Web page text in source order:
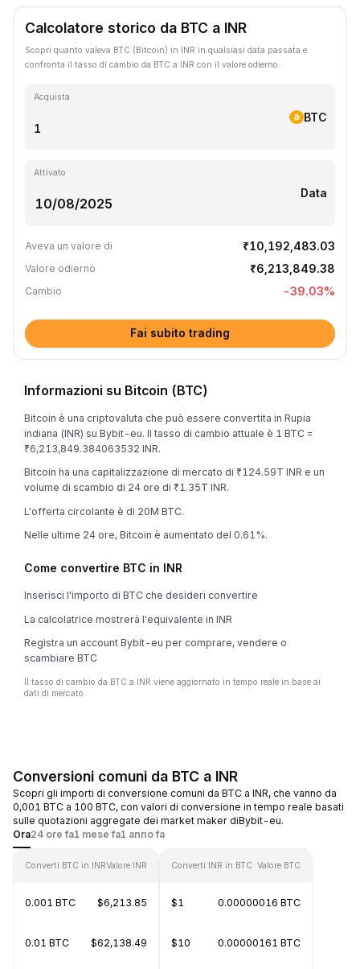
Calcolatore storico da BTC a INR
Scopri quanto valeva BTC (Bitcoin) in INR in qualsiasi data passata e
confronta il tasso di cambio da BTC a INR con il valore odierno.
Acquista
BTC
Attivato
Data
Aveva un valore di ₹10,192,483.03
Valore odierno ₹6,213,849.38
Cambio -39.03%
Fai subito trading
Informazioni su Bitcoin (BTC)
Bitcoin è una criptovaluta che può essere convertita in Rupia
indiana (INR) su Bybit-eu. Il tasso di cambio attuale è 1 BTC =
₹6,213,849.384063532 INR.
Bitcoin ha una capitalizzazione di mercato di ₹124.59T INR e un
volume di scambio di 24 ore di ₹1.35T INR.
L'offerta circolante è di 20M BTC.
Nelle ultime 24 ore, Bitcoin è aumentato del 0.61%.
Come convertire BTC in INR
Inserisci l'importo di BTC che desideri convertire
La calcolatrice mostrerà l'equivalente in INR
Registra un account Bybit-eu per comprare, vendere o
scambiare BTC
Il tasso di cambio da BTC a INR viene aggiornato in tempo reale in base ai
dati di mercato.
Conversioni comuni da BTC a INR
Scopri gli importi di conversione comuni da BTC a INR, che vanno da
0,001 BTC a 100 BTC, con valori di conversione in tempo reale basati
sulle quotazioni aggregate dei market maker diBybit-eu.
Ora24 ore fa1 mese fa1 anno fa
Converti BTC in INRValore INR
0.001 BTC $6,213.85
0.01 BTC $62,138.49
Converti INR in BTC Valore BTC
$1 0.00000016 BTC
$10 0.00000161 BTC